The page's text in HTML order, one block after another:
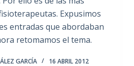
Expusimos
entradas que abordaban
retomamos el tema.
GARCÍA 16 ABRIL 2012